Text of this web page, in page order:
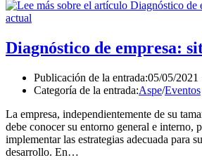
Diagnóstico de empresa:
Publicación de la entrada:05/05/2021
Categoría de la entrada:Aspe/Eventos
La empresa, independientemente de su
debe conocer su entorno general e interno,
implementar las estrategias adecuada para
desarrollo. En…